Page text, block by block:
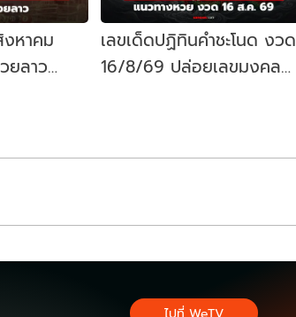
หาคม
ยลาว
เลขเด็ดปฏิทินคำชะโนด งวด
16/8/69 ปล่อยเลขมงคล